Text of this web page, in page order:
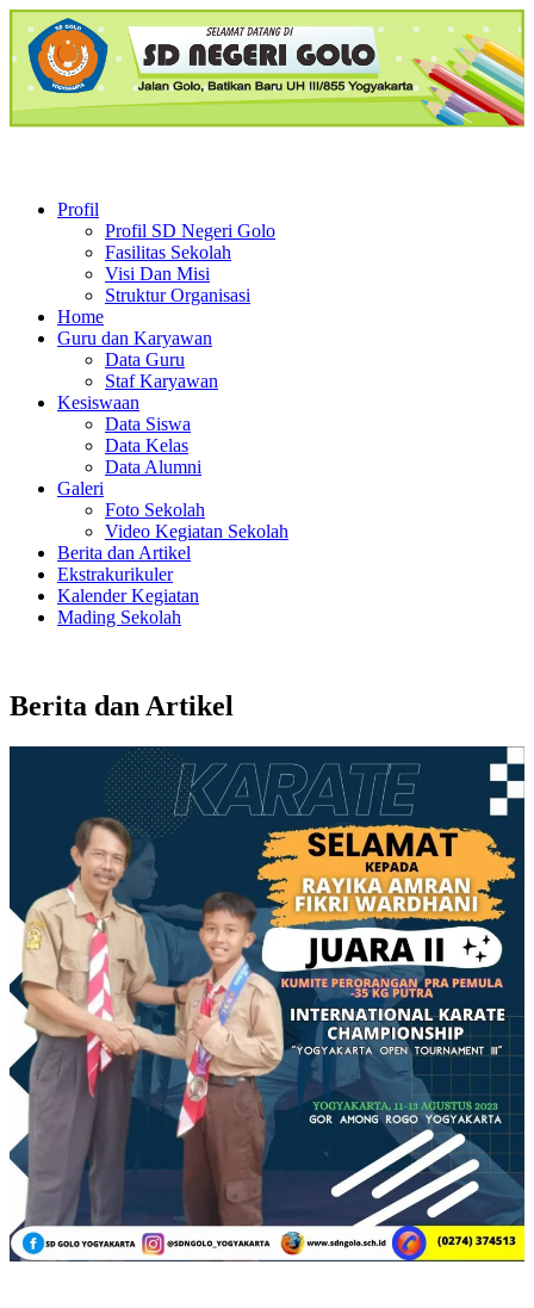
Profil
Profil SD Negeri Golo
Fasilitas Sekolah
Visi Dan Misi
Struktur Organisasi
Home
Guru dan Karyawan
Data Guru
Staf Karyawan
Kesiswaan
Data Siswa
Data Kelas
Data Alumni
Galeri
Foto Sekolah
Video Kegiatan Sekolah
Berita dan Artikel
Ekstrakurikuler
Kalender Kegiatan
Mading Sekolah
Berita dan Artikel